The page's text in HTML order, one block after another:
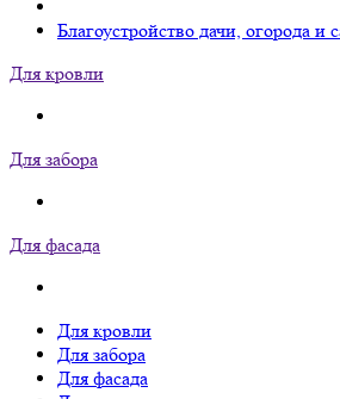
Благоустройство дачи, огорода и
Для кровли
Для забора
Для фасада
Для кровли
Для забора
Для фасада